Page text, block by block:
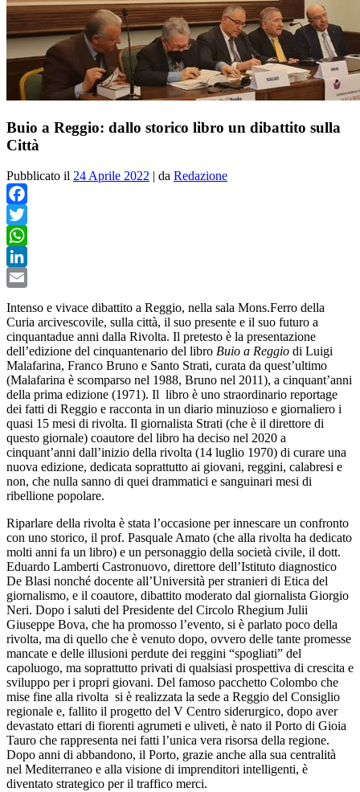
Buio a Reggio: dallo storico libro un dibattito sulla
Città
Pubblicato il 24 Aprile 2022 | da Redazione
Facebook
Twitter
WhatsApp
LinkedIn
Intenso e vivace dibattito a Reggio, nella sala Mons.Ferro della
Curia arcivescovile, sulla città, il suo presente e il suo futuro a
cinquantadue anni dalla Rivolta. Il pretesto è la presentazione
dell’edizione del cinquantenario del libro Buio a Reggio di Luigi
Malafarina, Franco Bruno e Santo Strati, curata da quest’ultimo
(Malafarina è scomparso nel 1988, Bruno nel 2011), a cinquant’anni
della prima edizione (1971). Il libro è uno straordinario reportage
dei fatti di Reggio e racconta in un diario minuzioso e giornaliero i
quasi 15 mesi di rivolta. Il giornalista Strati (che è il direttore di
questo giornale) coautore del libro ha deciso nel 2020 a
cinquant’anni dall’inizio della rivolta (14 luglio 1970) di curare una
nuova edizione, dedicata soprattutto ai giovani, reggini, calabresi e
non, che nulla sanno di quei drammatici e sanguinari mesi di
ribellione popolare.
Riparlare della rivolta è stata l’occasione per innescare un confronto
con uno storico, il prof. Pasquale Amato (che alla rivolta ha dedicato
molti anni fa un libro) e un personaggio della società civile, il dott.
Eduardo Lamberti Castronuovo, direttore dell’Istituto diagnostico
De Blasi nonché docente all’Università per stranieri di Etica del
giornalismo, e il coautore, dibattito moderato dal giornalista Giorgio
Neri. Dopo i saluti del Presidente del Circolo Rhegium Julii
Giuseppe Bova, che ha promosso l’evento, si è parlato poco della
rivolta, ma di quello che è venuto dopo, ovvero delle tante promesse
mancate e delle illusioni perdute dei reggini “spogliati” del
capoluogo, ma soprattutto privati di qualsiasi prospettiva di crescita e
sviluppo per i propri giovani. Del famoso pacchetto Colombo che
mise fine alla rivolta si è realizzata la sede a Reggio del Consiglio
regionale e, fallito il progetto del V Centro siderurgico, dopo aver
devastato ettari di fiorenti agrumeti e uliveti, è nato il Porto di Gioia
Tauro che rappresenta nei fatti l’unica vera risorsa della regione.
Dopo anni di abbandono, il Porto, grazie anche alla sua centralità
nel Mediterraneo e alla visione di imprenditori intelligenti, è
diventato strategico per il traffico merci.